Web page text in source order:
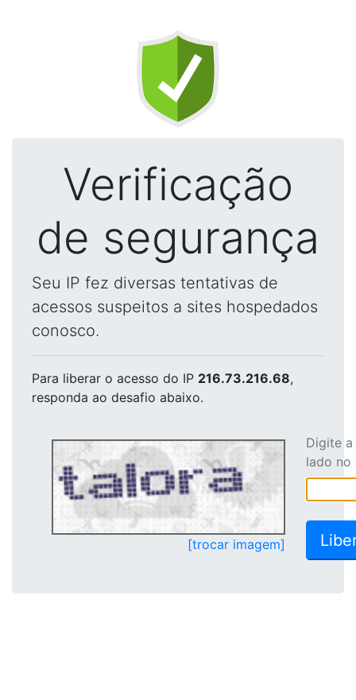
Verificação
de segurança
Seu IP fez diversas tentativas de
acessos suspeitos a sites hospedados
conosco.
Para liberar o acesso do IP 216.73.216.68,
responda ao desafio abaixo.
[trocar imagem]
Digite
lado no